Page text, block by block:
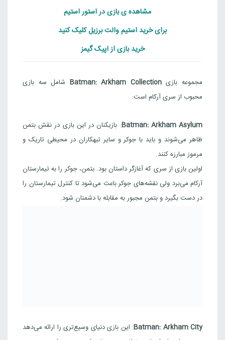
مشاهده ی بازی در استور استیم
برای خرید استیم والت برزیل کلیک کنید
خرید بازی از اپیک گیمز
مجموعه بازیBatman: Arkham Collection شامل سه بازی
محبوب از سری آرکام است:
Batman: Arkham Asylum
: بازیکنان در این بازی در نقش بتمن
ظاهر می‌شوند و باید با جوکر و سایر تبهکاران در محیطی تاریک و
مرموز مبارزه کنند.
اولین بازی از سری که آغازگر داستان بود. بتمن، جوکر را به تیمارستان
آرکام می‌برد ولی نقشه‌های جوکر باعث می‌شود تا کنترل تیمارستان را
در دست بگیرد و بتمن مجبور به مقابله با دشمنان شود.
Batman: Arkham City
: این بازی دنیای وسیع‌تری را ارائه می‌دهد